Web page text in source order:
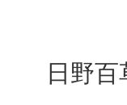
日野